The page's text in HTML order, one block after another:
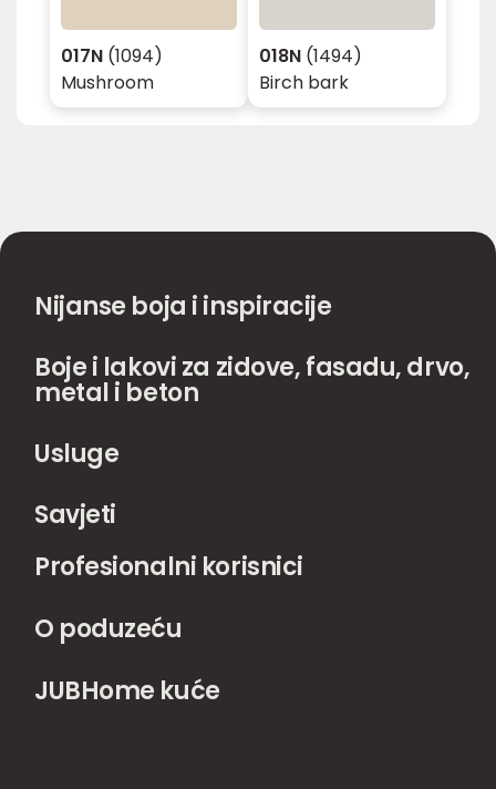
017N (1094)
Mushroom
018N (1494)
Birch bark
Nijanse boja i inspiracije
Boje i lakovi za zidove, fasadu, drvo,
metal i beton
Usluge
Savjeti
Profesionalni korisnici
O poduzeću
JUBHome kuće